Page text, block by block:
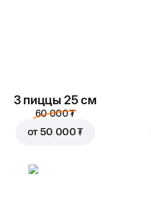
3 пиццы 25 см
60 000 ₮
от 50 000 ₮